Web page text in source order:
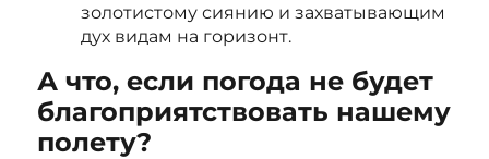
золотистому сиянию и захватывающим
дух видам на горизонт.
А что, если погода не будет
благоприятствовать нашему
полету?